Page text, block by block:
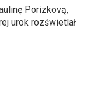
Porizkovą,
urok rozświetlał